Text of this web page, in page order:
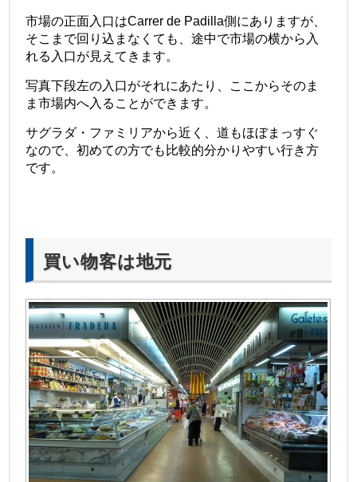
市場の正面入口はCarrer de Padilla側にありますが、
そこまで回り込まなくても、途中で市場の横から入
れる入口が見えてきます。
写真下段左の入口がそれにあたり、ここからそのま
ま市場内へ入ることができます。
サグラダ・ファミリアから近く、道もほぼまっすぐ
なので、初めての方でも比較的分かりやすい行き方
です。
買い物客は地元